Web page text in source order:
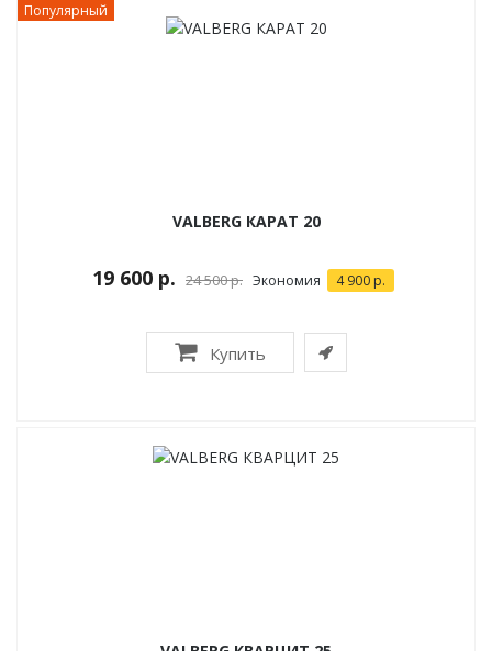
Популярный
VALBERG КАРАТ 20
19 600 р. 24 500 р. Экономия 4 900 р.
Купить